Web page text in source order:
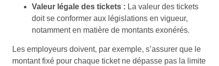
Valeur légale des tickets : La valeur des tickets
doit se conformer aux législations en vigueur,
notamment en matière de montants exonérés.
Les employeurs doivent, par exemple, s’assurer que le
montant fixé pour chaque ticket ne dépasse pas la limite